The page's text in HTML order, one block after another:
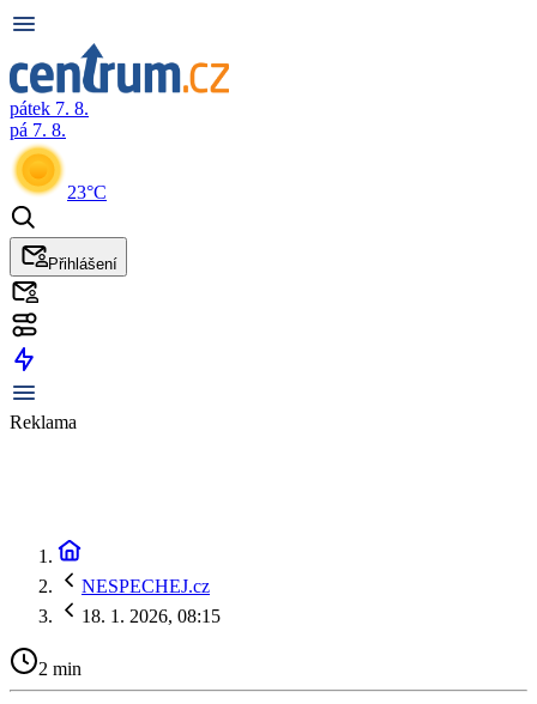
pátek 7. 8.
pá 7. 8.
23°C
Přihlášení
Reklama
NESPECHEJ.cz
18. 1. 2026, 08:15
2 min